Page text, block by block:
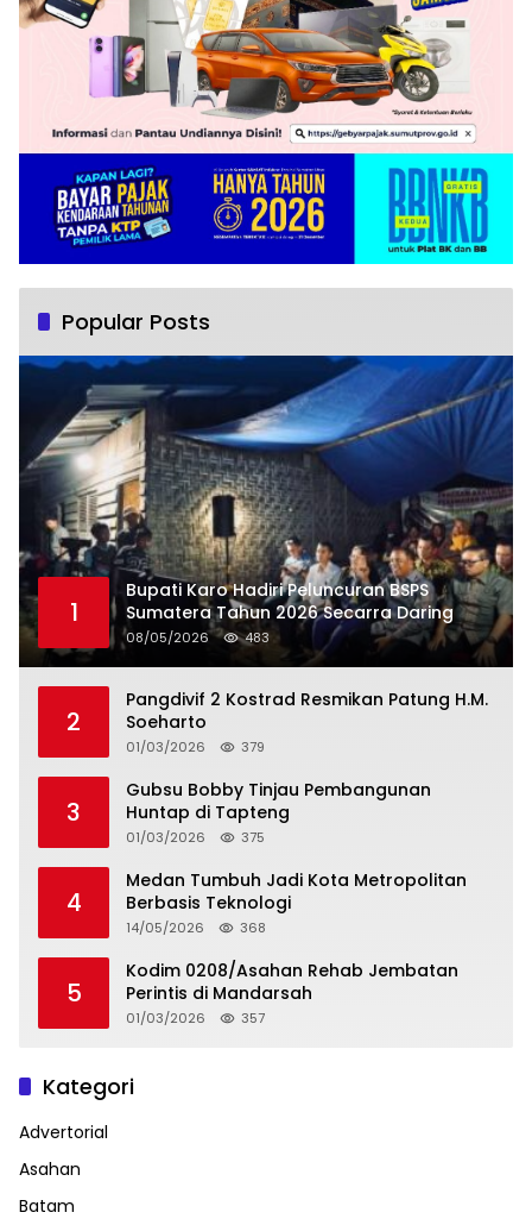
Popular Posts
1
Bupati Karo Hadiri Peluncuran BSPS
Sumatera Tahun 2026 Secarra Daring
08/05/2026 483
2
Pangdivif 2 Kostrad Resmikan Patung H.M.
Soeharto
01/03/2026 379
3
Gubsu Bobby Tinjau Pembangunan
Huntap di Tapteng
01/03/2026 375
4
Medan Tumbuh Jadi Kota Metropolitan
Berbasis Teknologi
14/05/2026 368
5
Kodim 0208/Asahan Rehab Jembatan
Perintis di Mandarsah
01/03/2026 357
Kategori
Advertorial
Asahan
Batam